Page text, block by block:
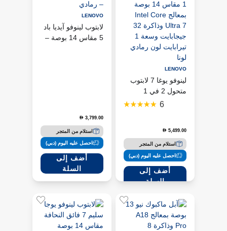
LENOVO
لينوفو يوغا 7 لابتوب
متحول 2 في 1
مقاس 14 بوصة
تيرابايت لون رمادي
لونا
6
D 5,499.00
استلام من المتجر
احصل عليه اليوم (دبي)
أضف إلى
السلة
LENOVO
لابتوب لينوفو آيديا باد
5 مقاس 14 بوصة –
D 3,799.00
استلام من المتجر
احصل عليه اليوم (دبي)
أضف إلى
السلة